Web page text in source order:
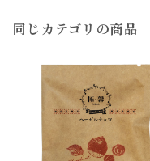
同じカテゴリの商品